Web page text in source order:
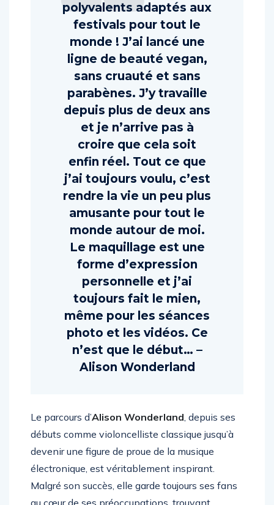
Des produits
polyvalents adaptés aux
festivals pour tout le
monde ! J’ai lancé une
ligne de beauté vegan,
sans cruauté et sans
parabènes. J’y travaille
depuis plus de deux ans
et je n’arrive pas à
croire que cela soit
enfin réel. Tout ce que
j’ai toujours voulu, c’est
rendre la vie un peu plus
amusante pour tout le
monde autour de moi.
Le maquillage est une
forme d’expression
personnelle et j’ai
toujours fait le mien,
même pour les séances
photo et les vidéos. Ce
n’est que le début… –
Le parcours d’Alison Wonderland, depuis ses
débuts comme violoncelliste classique jusqu’à
devenir une figure de proue de la musique
électronique, est véritablement inspirant.
Malgré son succès, elle garde toujours ses fans